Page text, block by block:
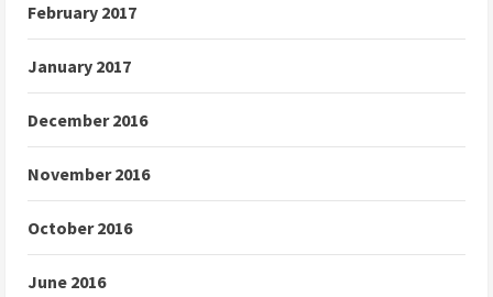
February 2017
January 2017
December 2016
November 2016
October 2016
June 2016